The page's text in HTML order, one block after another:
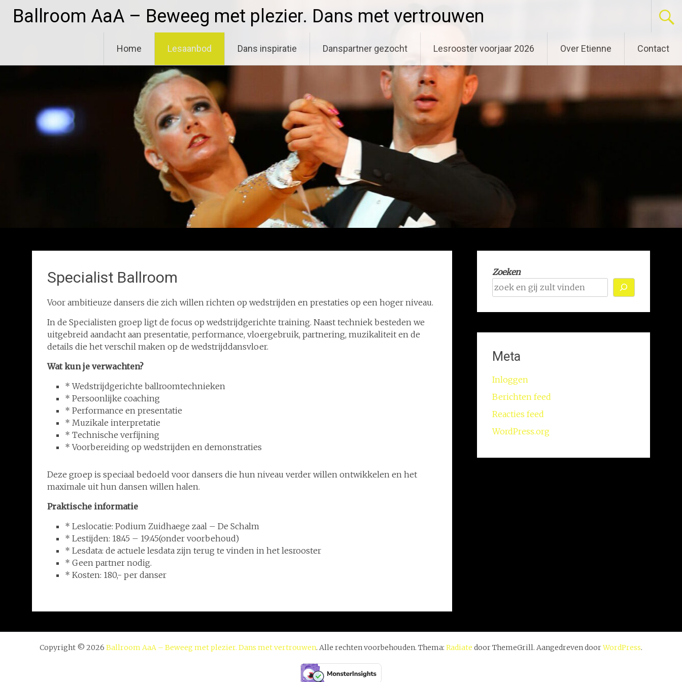
naarBallroom AaA – Beweeg met plezier. Dans met vertrouwen
Home Lesaanbod Dans inspiratie Danspartner gezocht Lesrooster voorjaar 2026 Over Etienne Contact
Specialist Ballroom
Voor ambitieuze dansers die zich willen richten op wedstrijden en prestaties op een hoger niveau.
In de Specialisten groep ligt de focus op wedstrijdgerichte training. Naast techniek besteden we
uitgebreid aandacht aan presentatie, performance, vloergebruik, partnering, muzikaliteit en de
details die het verschil maken op de wedstrijddansvloer.
Wat kun je verwachten?
* Wedstrijdgerichte ballroomtechnieken
* Persoonlijke coaching
* Performance en presentatie
* Muzikale interpretatie
* Technische verfijning
* Voorbereiding op wedstrijden en demonstraties
Deze groep is speciaal bedoeld voor dansers die hun niveau verder willen ontwikkelen en het
maximale uit hun dansen willen halen.
Praktische informatie
* Leslocatie: Podium Zuidhaege zaal – De Schalm
* Lestijden: 18:45 – 19:45(onder voorbehoud)
* Lesdata: de actuele lesdata zijn terug te vinden in het lesrooster
* Geen partner nodig.
* Kosten: 180,- per danser
Zoeken
Meta
Inloggen
Berichten feed
Reacties feed
WordPress.org
Copyright © 2026 Ballroom AaA – Beweeg met plezier. Dans met vertrouwen. Alle rechten voorbehouden. Thema: Radiate door ThemeGrill. Aangedreven doorWordPress.